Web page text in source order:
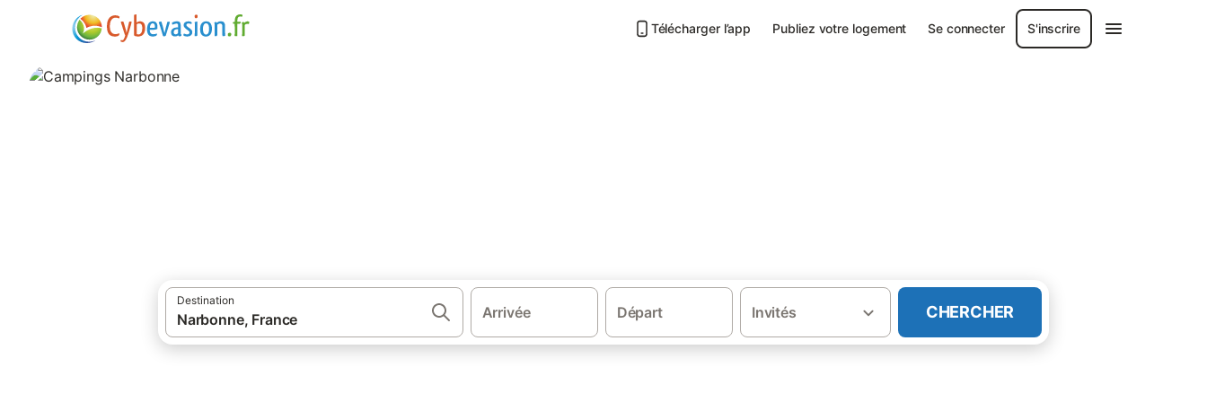
Télécharger l’app Publiez votre logement Se connecter S'inscrire
Destination
Arrivée Départ Invités CHERCHER